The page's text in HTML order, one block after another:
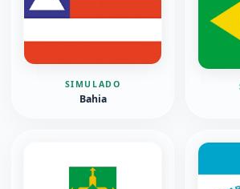
SIMULADO
Bahia